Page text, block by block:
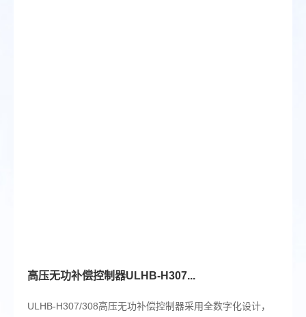
高压无功补偿控制器ULHB-H307...
ULHB-H307/308高压无功补偿控制器采用全数字化设计，